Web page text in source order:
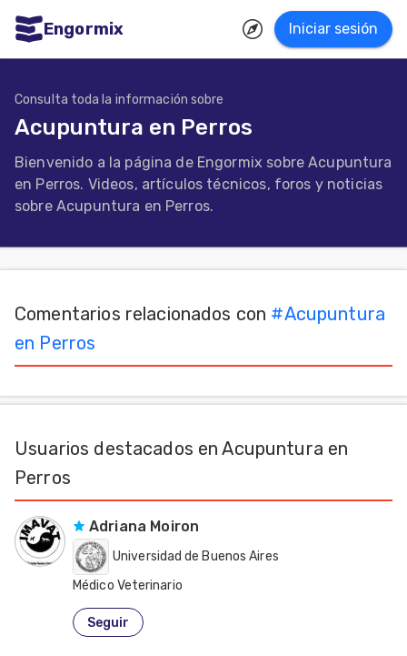
Engormix Iniciar sesión
Agricultura
Balanceados
Avicultura
Lechería
Micotoxinas
Porcicultura
Consulta toda la información sobre
Acupuntura en Perros
Bienvenido a la página de Engormix sobre Acupuntura
en Perros. Videos, artículos técnicos, foros y noticias
sobre Acupuntura en Perros.
Comentarios relacionados con #Acupuntura
en Perros
Usuarios destacados en Acupuntura en
Perros
Adriana Moiron
Universidad de Buenos Aires
Médico Veterinario
Argentina
Seguir